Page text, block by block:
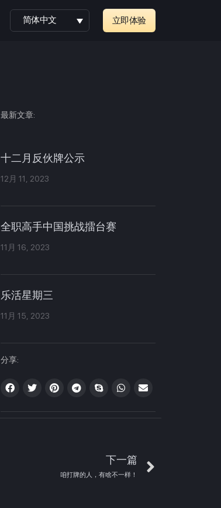
简体中文 立即体验
最新文章:
十二月反伙牌公示
12月 11, 2023
全职高手中国挑战擂台赛
11月 16, 2023
乐活星期三
11月 15, 2023
分享:
下一篇
咱打牌的人，有啥不一样！